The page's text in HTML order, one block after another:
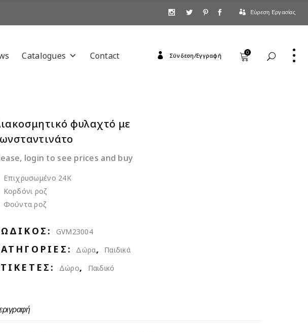
Εύρεση Εργασίας
Catalogues Contact Σύνδεση/Εγγραφή 0
φυλαχτό με
login to see prices and buy
Επιχρυσωμένο 24Κ
Κορδόνι ροζ
Φούντα ροζ
GVM23004
Δώρα, Παιδικά
Δώρο, Παιδικό